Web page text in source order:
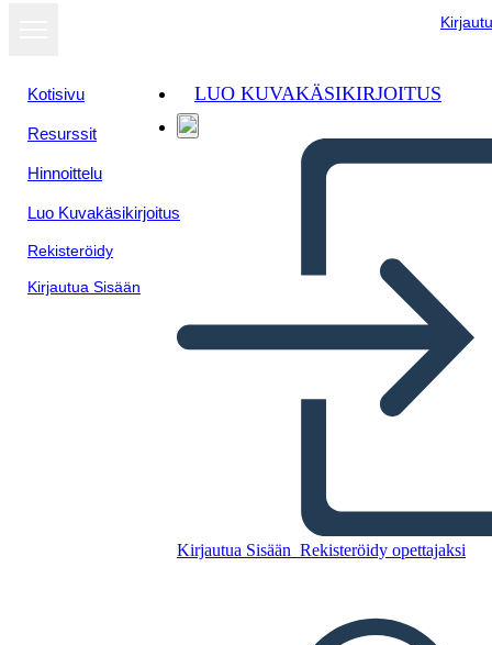
Kotisivu
Resurssit
Hinnoittelu
Luo Kuvakäsikirjoitus
Rekisteröidy
Kirjautua Sisään
LUO KUVAKÄSIKIRJOITUS
Kirjautua Sisään Rekisteröidy opettajaksi